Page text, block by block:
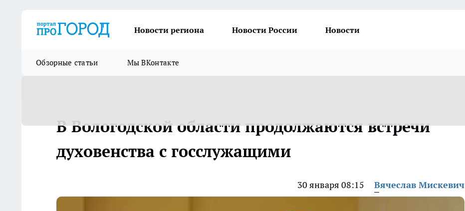
Новости региона Новости России Новости
Обзорные статьи Мы ВКонтакте
В Вологодской области продолжаются встречи
духовенства с госслужащими
30 января 08:15 Вячеслав Мискевич